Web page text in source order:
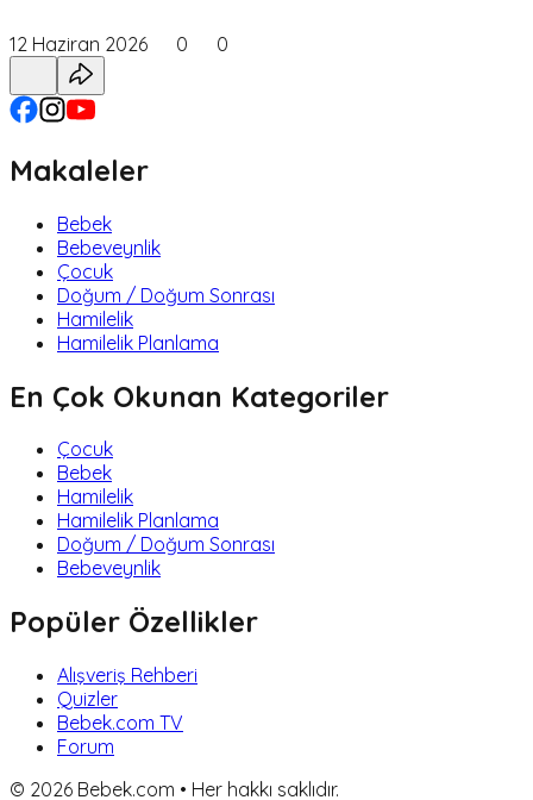
12 Haziran 2026 0 0
Makaleler
Bebek
Bebeveynlik
Çocuk
Doğum / Doğum Sonrası
Hamilelik
Hamilelik Planlama
En Çok Okunan Kategoriler
Çocuk
Bebek
Hamilelik
Hamilelik Planlama
Doğum / Doğum Sonrası
Bebeveynlik
Popüler Özellikler
Alışveriş Rehberi
Quizler
Bebek.com TV
Forum
© 2026 Bebek.com • Her hakkı saklıdır.